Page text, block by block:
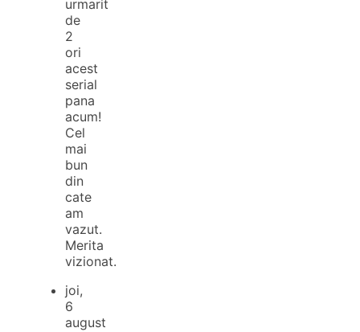
urmarit
de
2
ori
acest
serial
pana
acum!
Cel
mai
bun
din
cate
am
vazut.
Merita
vizionat.
joi,
6
august